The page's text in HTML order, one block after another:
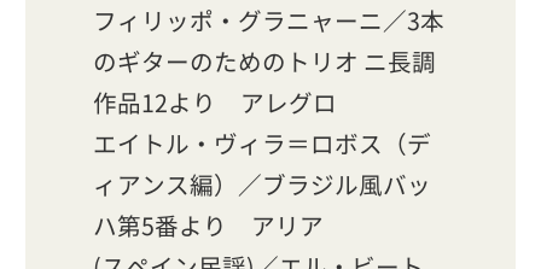
フィリッポ・グラニャーニ／3本
のギターのためのトリオ ニ長調
作品12より アレグロ
エイトル・ヴィラ＝ロボス（デ
ィアンス編）／ブラジル風バッ
ハ第5番より アリア